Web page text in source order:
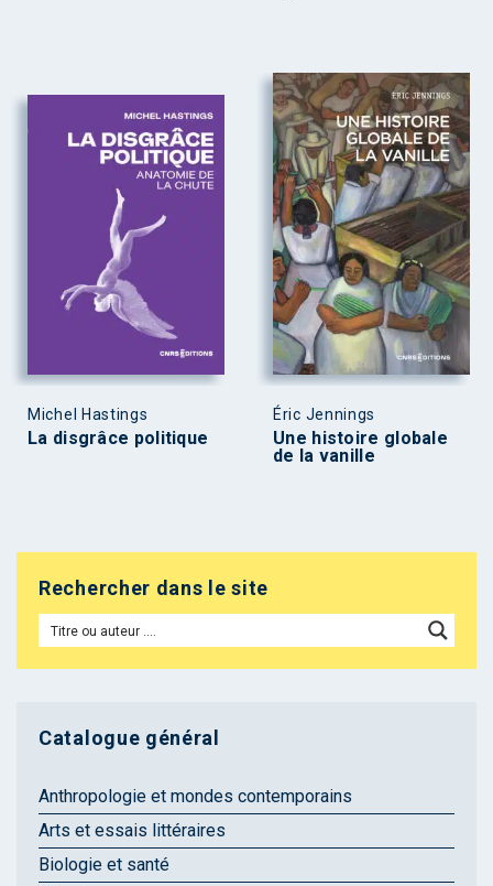
Michel Hastings
La disgrâce politique
Éric Jennings
Une histoire globale
de la vanille
Rechercher dans le site
Catalogue général
Anthropologie et mondes contemporains
Arts et essais littéraires
Biologie et santé